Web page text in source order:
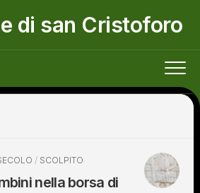
di san Cristoforo
/ SCOLPITO
nella borsa di